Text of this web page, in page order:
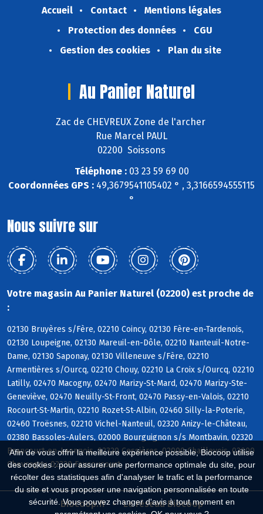
Afin de vous offrir la meilleure expérience possible, Biocoop utilise
des cookies : pour assurer une performance optimale du site, pour
récolter des statistiques afin d'analyser le trafic et la performance
du site et vous proposer une navigation personnalisée en toute
sécurité. Vous pouvez changer d'avis à tout moment en
Accueil Contact
Mentions légales
Protection des données
CGU
Gestion des cookies
Plan du site
Au Panier Naturel
Zac de CHEVREUX Zone de l'archer
Rue Marcel PAUL
02200 Soissons
Téléphone :03 23 59 69 00
Coordonnées GPS : 49,3679541105402 ° , 3,3166594555115
°
Nous suivre sur
Votre magasin Au Panier Naturel (02200) est proche de
:
02130 Bruyères s/Fère, 02210 Coincy, 02130 Fère-en-Tardenois,
02130 Loupeigne, 02130 Mareuil-en-Dôle, 02210 Nanteuil-Notre-
Dame, 02130 Saponay, 02130 Villeneuve s/Fère, 02210
Armentières s/Ourcq, 02210 Chouy, 02210 La Croix s/Ourcq, 02210
Latilly, 02470 Macogny, 02470 Marizy-St-Mard, 02470 Marizy-Ste-
Geneviève, 02470 Neuilly-St-Front, 02470 Passy-en-Valois, 02210
Rocourt-St-Martin, 02210 Rozet-St-Albin, 02460 Silly-la-Poterie,
02460 Troësnes, 02210 Vichel-Nanteuil, 02320 Anizy-le-Château,
02380 Bassoles-Aulers, 02000 Bourguignon s/s Montbavin, 02320
Brancourt-en-Laonnois, 02320 Cessières, 02000 Chaillevois, 02000
Chevregny, 02320 Faucoucourt
Biocoop.fr Le réseau Biocoop